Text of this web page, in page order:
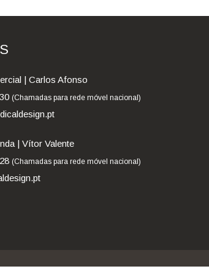
| Carlos Afonso
(Chamadas para rede móvel nacional)
| Vítor Valente
(Chamadas para rede móvel nacional)